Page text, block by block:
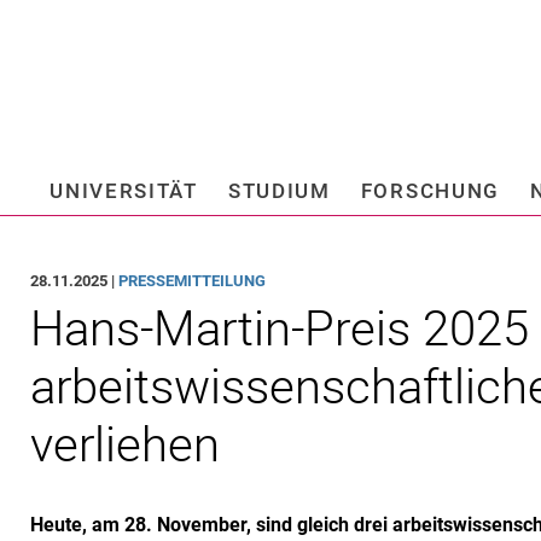
Springe direkt zu:
UNIVERSITÄT STUDIUM FORSCHUNG
28.11.2025 |PRESSEMITTEILUNG
Hans-Martin-Preis
verliehen
Heute, am 28. November, sind gleich drei